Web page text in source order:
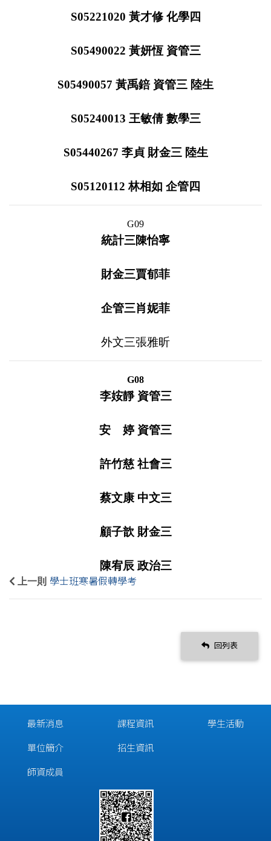
S05221020 黃才修 化學四
S05490022 黃妍恆 資管三
S05490057 黃禹錇 資管三 陸生
S05240013 王敏倩 數學三
S05440267 李貞 財金三 陸生
S05120112 林相如 企管四
G09
統計三陳怡寧
財金三賈郁菲
企管三肖妮菲
外文三張雅昕
G08
李姲靜 資管三
安 婷 資管三
許竹慈 社會三
蔡文康 中文三
顧子歆 財金三
陳宥辰 政治三
上一則 學士班寒暑假轉學考
回列表
最新消息
單位簡介
師資成員
課程資訊
招生資訊
學生活動